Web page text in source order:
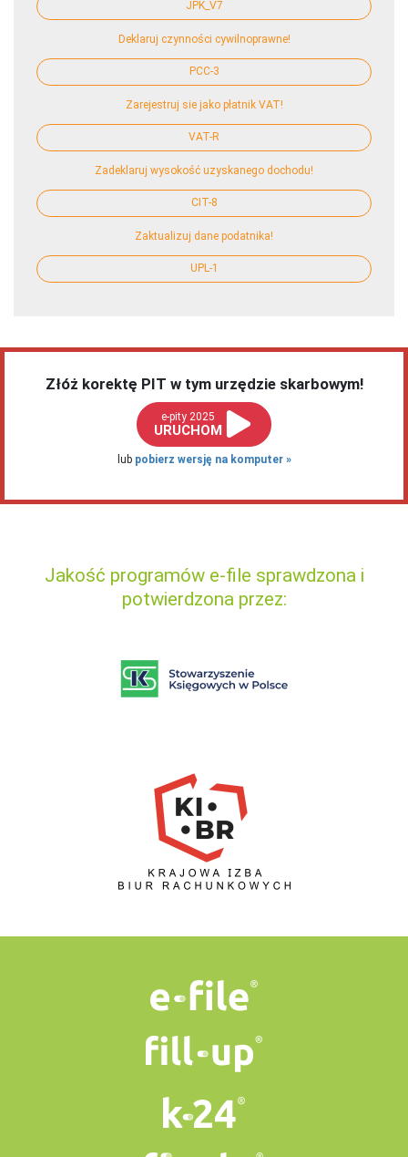
JPK_V7
Deklaruj czynności cywilnoprawne!
PCC-3
Zarejestruj sie jako płatnik VAT!
VAT-R
Zadeklaruj wysokość uzyskanego dochodu!
CIT-8
Zaktualizuj dane podatnika!
UPL-1
Złóż korektę PIT w tym urzędzie skarbowym!
e-pity 2025
URUCHOM
lub pobierz wersję na komputer
Jakość programów e-file sprawdzona i
potwierdzona przez: